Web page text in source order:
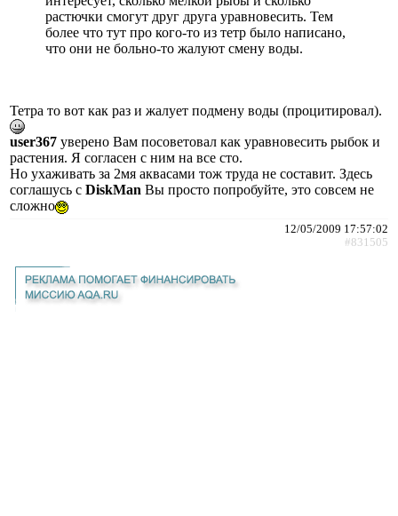
растючки смогут друг друга уравновесить. Тем
более что тут про кого-то из тетр было написано,
что они не больно-то жалуют смену воды.
Тетра то вот как раз и жалует подмену воды (процитировал).
user367 уверено Вам посоветовал как уравновесить рыбок и
растения. Я согласен с ним на все сто.
Но ухаживать за 2мя аквасами тож труда не составит. Здесь
соглашусь с DiskMan Вы просто попробуйте, это совсем не
сложно
12/05/2009 17:57:02
#831505